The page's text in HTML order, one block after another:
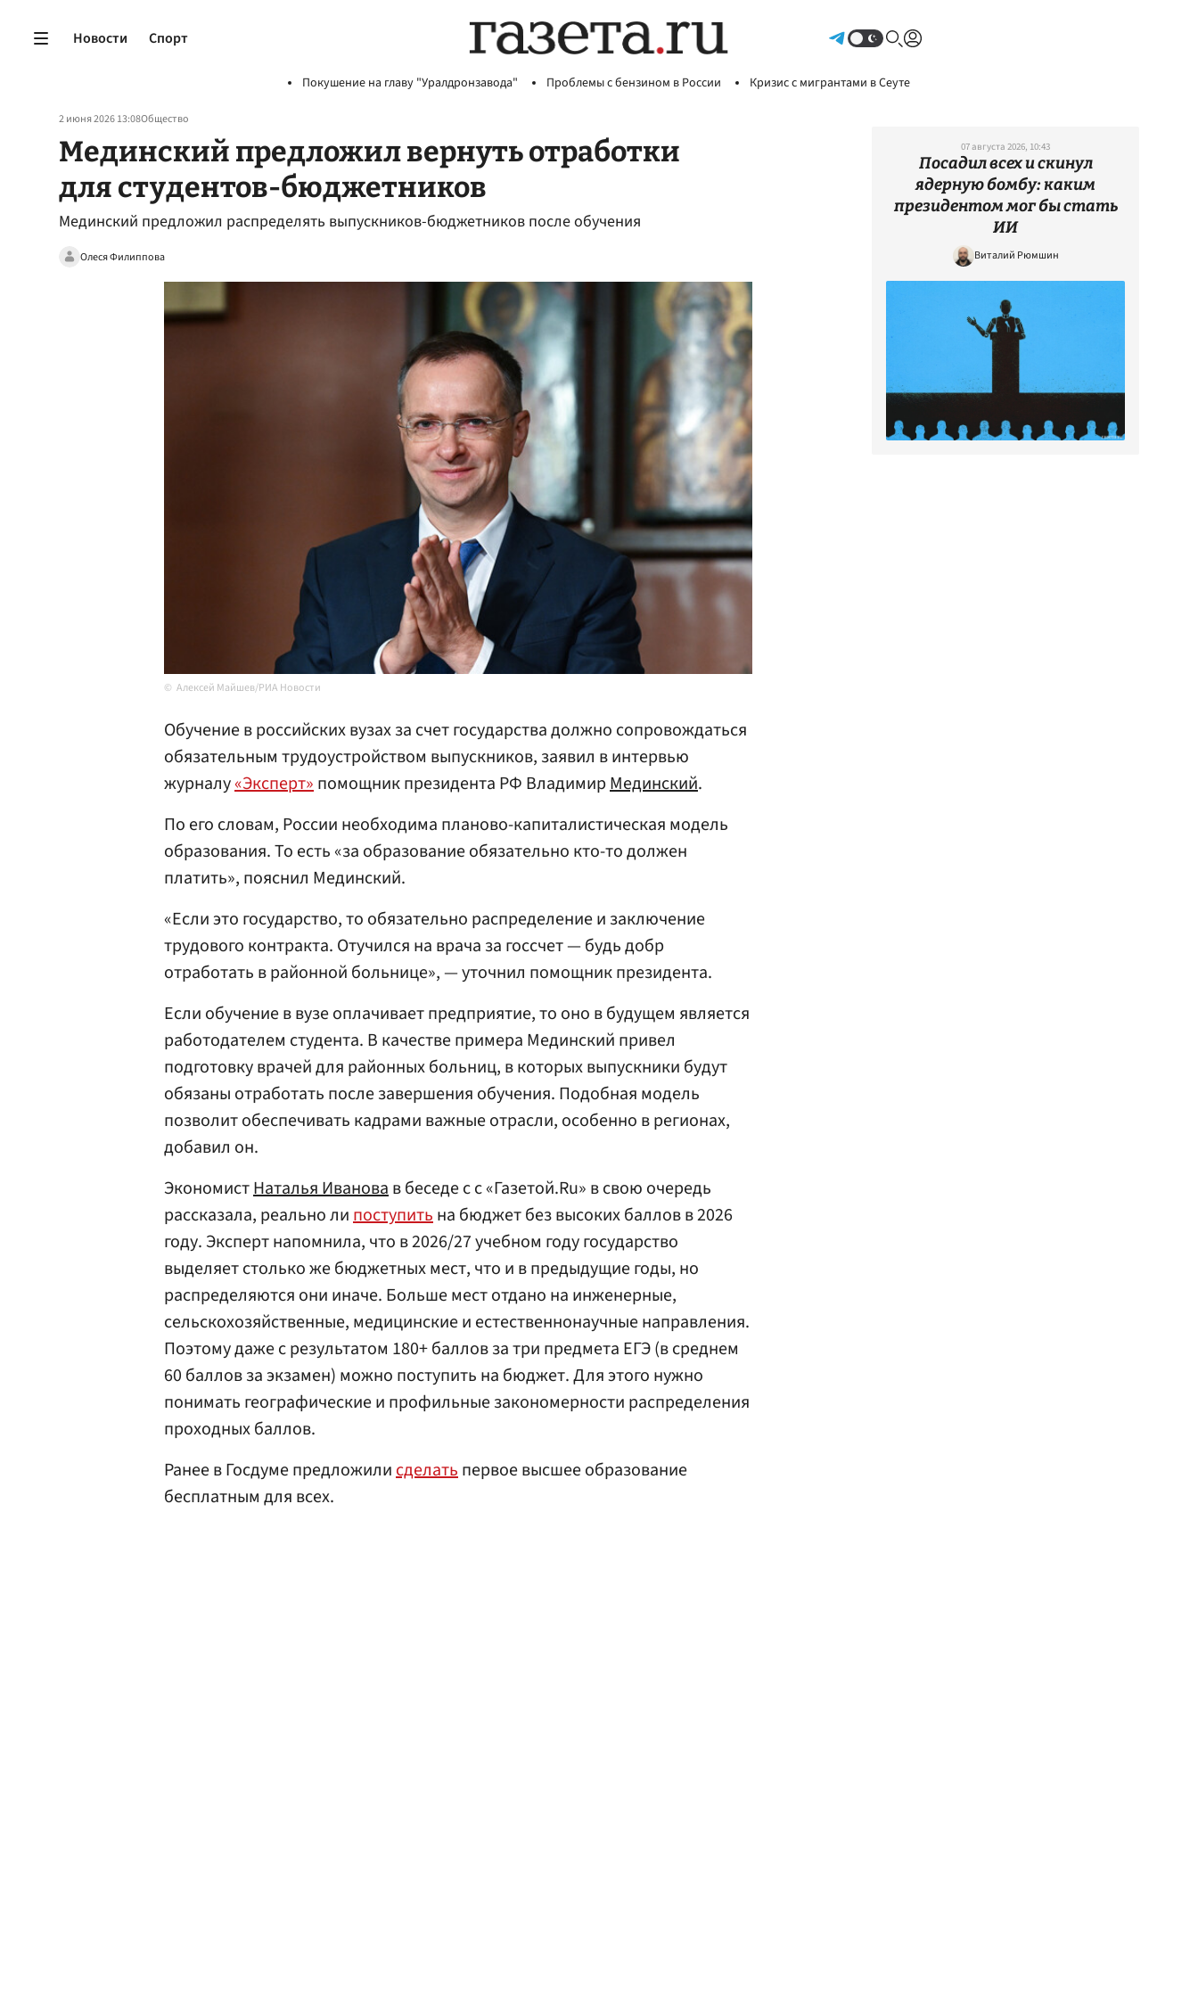
Новости Спорт
Покушение на главу "Уралдронзавода" Проблемы с бензином в России Кризис с мигрантами в Сеуте
2 июня 2026 13:08Общество
Мединский предложил вернуть отработки
для студентов-бюджетников
Мединский предложил распределять выпускников-бюджетников после обучения
Олеся Филиппова
Алексей Майшев/РИА Новости
Обучение в российских вузах за счет государства должно сопровождаться
обязательным трудоустройством выпускников, заявил в интервью
журналу«Эксперт»помощник президента РФ ВладимирМединский.
По его словам, России необходима планово-капиталистическая модель
образования. То есть «за образование обязательно кто-то должен
платить», пояснил Мединский.
«Если это государство, то обязательно распределение и заключение
трудового контракта. Отучился на врача за госсчет — будь добр
отработать в районной больнице», — уточнил помощник президента.
Если обучение в вузе оплачивает предприятие, то оно в будущем является
работодателем студента. В качестве примера Мединский привел
подготовку врачей для районных больниц, в которых выпускники будут
обязаны отработать после завершения обучения. Подобная модель
позволит обеспечивать кадрами важные отрасли, особенно в регионах,
добавил он.
ЭкономистНаталья Ивановав беседе с с «Газетой.Ru» в свою очередь
рассказала, реально липоступитьна бюджет без высоких баллов в 2026
году. Эксперт напомнила, что в 2026/27 учебном году государство
выделяет столько же бюджетных мест, что и в предыдущие годы, но
распределяются они иначе. Больше мест отдано на инженерные,
сельскохозяйственные, медицинские и естественнонаучные направления.
Поэтому даже с результатом 180+ баллов за три предмета ЕГЭ (в среднем
60 баллов за экзамен) можно поступить на бюджет. Для этого нужно
понимать географические и профильные закономерности распределения
проходных баллов.
Ранее в Госдуме предложилисделатьпервое высшее образование
бесплатным для всех.
07 августа 2026, 10:43
Посадил всех и скинул
ядерную бомбу: каким
президентом мог бы стать
ИИ
Виталий Рюмшин